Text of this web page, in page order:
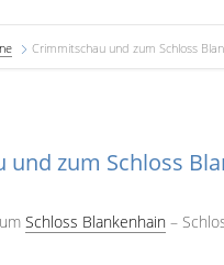
Crimmitschau und zum Schloss
und zum Schloss
Schloss Blankenhain –